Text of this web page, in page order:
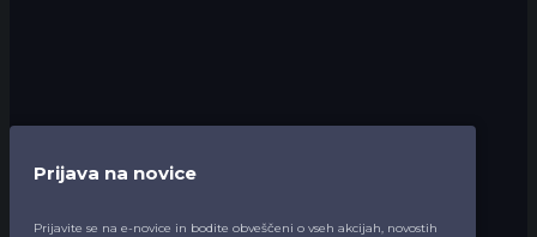
Prijava na novice
Prijavite se na e-novice in bodite obveščeni o vseh akcijah, novostih